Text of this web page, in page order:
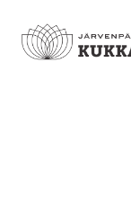
content